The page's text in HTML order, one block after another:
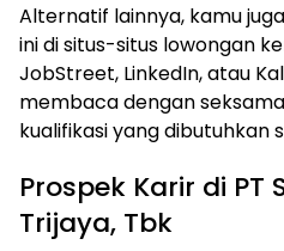
Alternatif lainnya, kamu
ini di situs-situs lowongan
JobStreet, LinkedIn, atau
membaca dengan
kualifikasi yang dibutuhkan
Prospek Karir di PT
Trijaya, Tbk